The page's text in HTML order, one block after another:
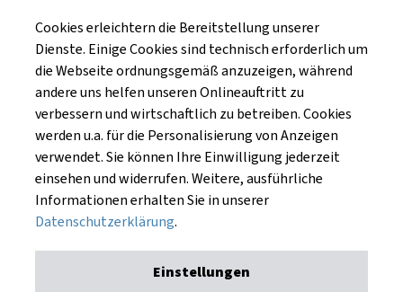
Die Kaack Terminhandel GmbH ist ein
Finanzdienstleistungsinstitut für die europäischen
Agrarterminbörsen.
Kaack Terminhandel GmbH
Am Markt 8
49661 Cloppenburg
Datenschutzerklärung
Cookies erleichtern die Bereitstellung unserer
Dienste. Einige Cookies sind technisch erforderlich um
die Webseite ordnungsgemäß anzuzeigen, während
andere uns helfen unseren Onlineauftritt zu
verbessern und wirtschaftlich zu betreiben. Cookies
werden u.a. für die Personalisierung von Anzeigen
verwendet. Sie können Ihre Einwilligung jederzeit
einsehen und widerrufen. Weitere, ausführliche
Informationen erhalten Sie in unserer
Datenschutzerklärung.
Einstellungen